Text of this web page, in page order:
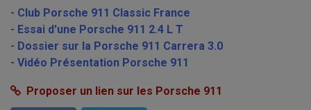
- Club Porsche 911 Classic France
- Essai d'une Porsche 911 2.4 L T
- Dossier sur la Porsche 911 Carrera 3.0
- Vidéo Présentation Porsche 911
Proposer un lien sur les Porsche 911